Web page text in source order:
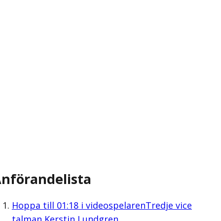
Hoppa till 01:18i videospelarenTredje vice